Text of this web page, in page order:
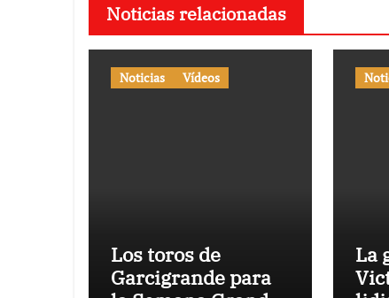
Noticias relacionadas
Noticias Vídeos
Los toros de
Garcigrande para
La